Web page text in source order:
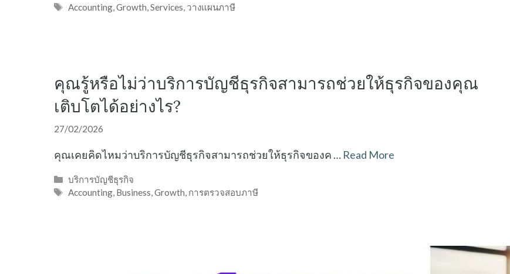
Tags
Accounting,Growth,Services, วางแผนภาษี
คุณรู้หรือไม่ว่าบริการบัญชีธุรกิจสามารถช่วยให้ธุรกิจของคุณ
เติบโตได้อย่างไร?
27/02/2026
คุณเคยคิดไหมว่าบริการบัญชีธุรกิจสามารถช่วยให้ธุรกิจของค … Read More
Categories
บริการบัญชีธุรกิจ
Tags
Accounting, Business,Growth, การตรวจสอบภาษี